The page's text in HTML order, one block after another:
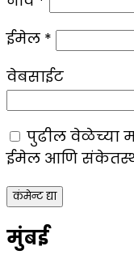
ईमेल *
वेबसाईट
पुढील वेळेच्या
ईमेल आणि
मुंबई